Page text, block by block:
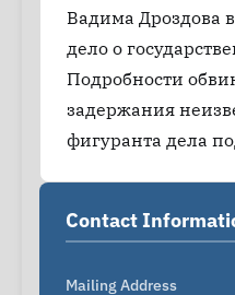
Вадима Дроздова
дело о
Подробности
задержания
фигуранта дела
Contact
Mailing Address